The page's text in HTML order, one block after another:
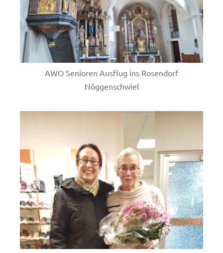
AWO Senioren Ausflug ins Rosendorf
Nöggenschwiel